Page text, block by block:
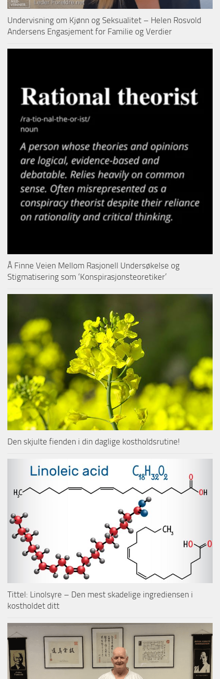
Undervisning om Kjønn og Seksualitet – Helen Rosvold
Andersens Engasjement for Familie og Verdier
Å Finne Veien Mellom Rasjonell Undersøkelse og
Stigmatisering som ‘Konspirasjonsteoretiker’
Den skjulte fienden i din daglige kostholdsrutine!
Tittel: Linolsyre – Den mest skadelige ingrediensen i
kostholdet ditt